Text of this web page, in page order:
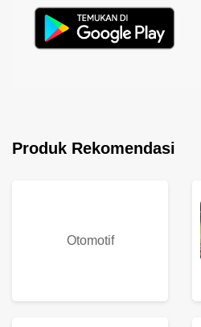
Produk Rekomendasi
Otomotif